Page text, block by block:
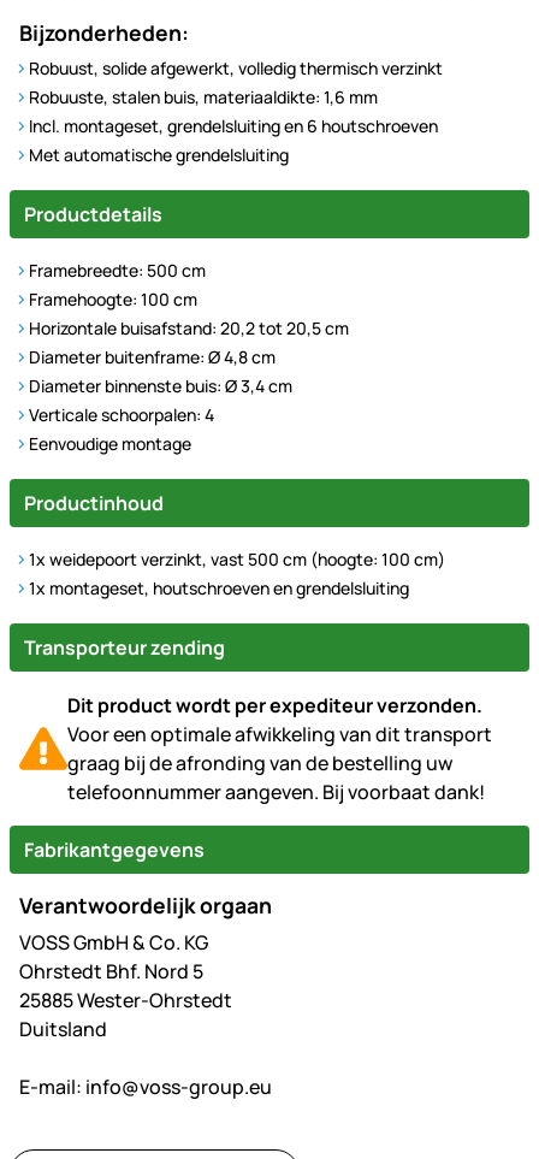
Bijzonderheden:
Robuust, solide afgewerkt, volledig thermisch verzinkt
Robuuste, stalen buis, materiaaldikte: 1,6 mm
Incl. montageset, grendelsluiting en 6 houtschroeven
Met automatische grendelsluiting
Productdetails
Framebreedte: 500 cm
Framehoogte: 100 cm
Horizontale buisafstand: 20,2 tot 20,5 cm
Diameter buitenframe: Ø 4,8 cm
Diameter binnenste buis: Ø 3,4 cm
Verticale schoorpalen: 4
Eenvoudige montage
Productinhoud
1x weidepoort verzinkt, vast 500 cm (hoogte: 100 cm)
1x montageset, houtschroeven en grendelsluiting
Transporteur zending
Dit product wordt per expediteur verzonden.
Voor een optimale afwikkeling van dit transport
graag bij de afronding van de bestelling uw
telefoonnummer aangeven. Bij voorbaat dank!
Fabrikantgegevens
Verantwoordelijk orgaan
VOSS GmbH & Co. KG
Ohrstedt Bhf. Nord 5
25885 Wester-Ohrstedt
Duitsland
E-mail: info@voss-group.eu